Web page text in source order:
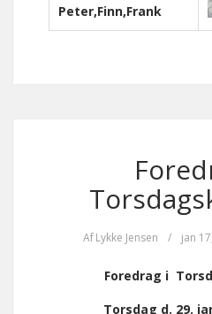
Peter,Finn,Frank
Af Lykke Jensen / jan
Foredrag i
Torsdag d. 29.